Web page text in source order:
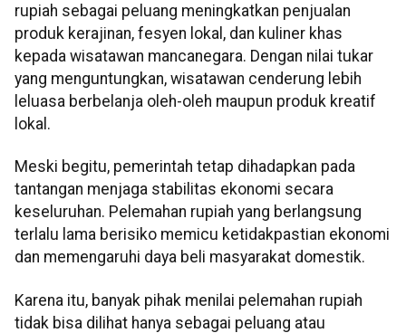
rupiah sebagai peluang meningkatkan penjualan
produk kerajinan, fesyen lokal, dan kuliner khas
kepada wisatawan mancanegara. Dengan nilai tukar
yang menguntungkan, wisatawan cenderung lebih
leluasa berbelanja oleh-oleh maupun produk kreatif
lokal.
Meski begitu, pemerintah tetap dihadapkan pada
tantangan menjaga stabilitas ekonomi secara
keseluruhan. Pelemahan rupiah yang berlangsung
terlalu lama berisiko memicu ketidakpastian ekonomi
dan memengaruhi daya beli masyarakat domestik.
Karena itu, banyak pihak menilai pelemahan rupiah
tidak bisa dilihat hanya sebagai peluang atau